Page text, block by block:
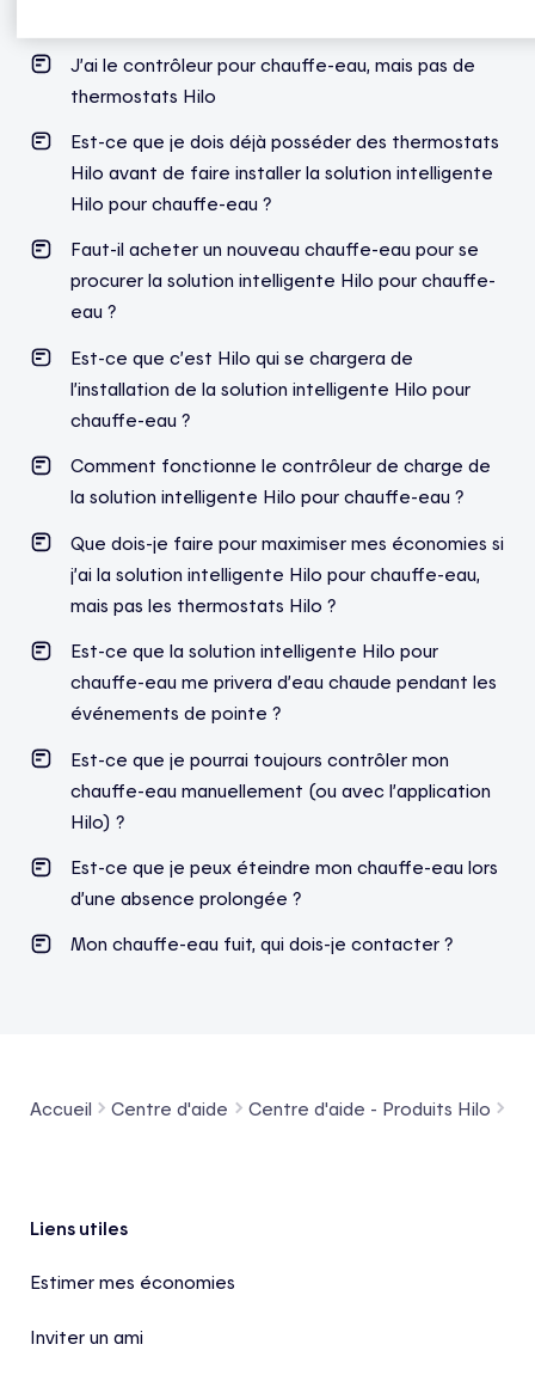
J’ai le contrôleur pour chauffe-eau, mais pas de
thermostats Hilo
Est-ce que je dois déjà posséder des thermostats
Hilo avant de faire installer la solution intelligente
Hilo pour chauffe-eau ?
Faut-il acheter un nouveau chauffe-eau pour se
procurer la solution intelligente Hilo pour chauffe-
eau ?
Est-ce que c’est Hilo qui se chargera de
l’installation de la solution intelligente Hilo pour
chauffe-eau ?
Comment fonctionne le contrôleur de charge de
la solution intelligente Hilo pour chauffe-eau ?
Que dois-je faire pour maximiser mes économies si
j’ai la solution intelligente Hilo pour chauffe-eau,
mais pas les thermostats Hilo ?
Est-ce que la solution intelligente Hilo pour
chauffe-eau me privera d’eau chaude pendant les
événements de pointe ?
Est-ce que je pourrai toujours contrôler mon
chauffe-eau manuellement (ou avec l’application
Hilo) ?
Est-ce que je peux éteindre mon chauffe-eau lors
d’une absence prolongée ?
Mon chauffe-eau fuit, qui dois-je contacter ?
Accueil Centre d'aide Centre d'aide - Produits Hilo
Pied de page
Liens utiles
Estimer mes économies
Inviter un ami